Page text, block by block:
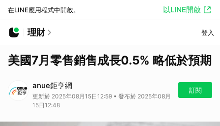
在LINE應用程式中開啟。 以LINE開啟
理財 登入
美國7月零售銷售成長0.5% 略低於預期
anue鉅亨網
更新於 2025年08月15日12:59 • 發布於 2025年08月
15日12:48
訂閱